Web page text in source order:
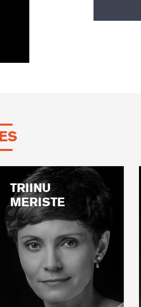
TRIINU
MERISTE